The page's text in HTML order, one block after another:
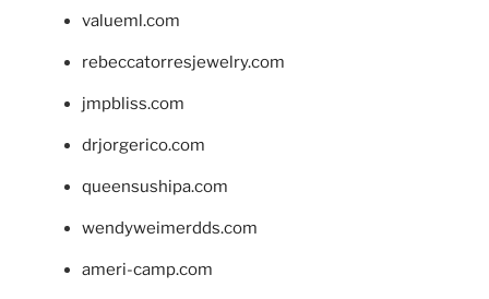
valueml.com
rebeccatorresjewelry.com
jmpbliss.com
drjorgerico.com
queensushipa.com
wendyweimerdds.com
ameri-camp.com